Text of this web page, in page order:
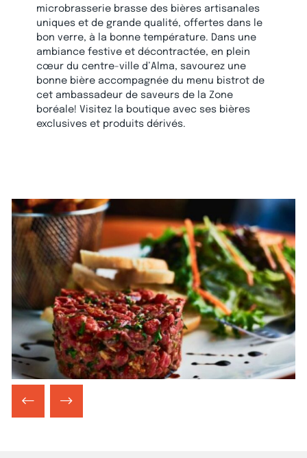
microbrasserie brasse des bières artisanales
uniques et de grande qualité, offertes dans le
bon verre, à la bonne température. Dans une
ambiance festive et décontractée, en plein
cœur du centre-ville d’Alma, savourez une
bonne bière accompagnée du menu bistrot de
cet ambassadeur de saveurs de la Zone
boréale! Visitez la boutique avec ses bières
exclusives et produits dérivés.